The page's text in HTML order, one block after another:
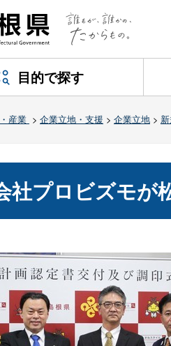
目的で探す
産業 > 企業立地・支援 > 企業立地 >
社プロビズモが